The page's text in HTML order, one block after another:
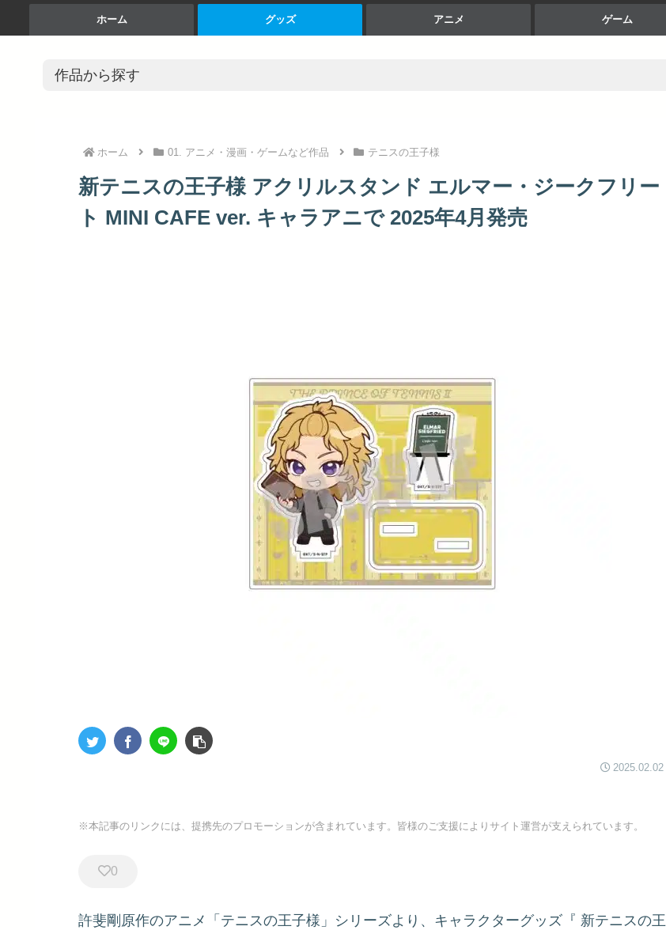
ホーム グッズ アニメ ゲーム
ホーム 01. アニメ・漫画・ゲームなど作品 テニスの王子様
新テニスの王子様 アクリルスタンド エルマー・ジークフリー
ト MINI CAFE ver. キャラアニで 2025年4月発売
2025.02.02
※本記事のリンクには、提携先のプロモーションが含まれています。皆様のご支援によりサイト運営が支えられています。
0
許斐剛原作のアニメ「テニスの王子様」シリーズより、キャラクターグッズ『 新テニスの王